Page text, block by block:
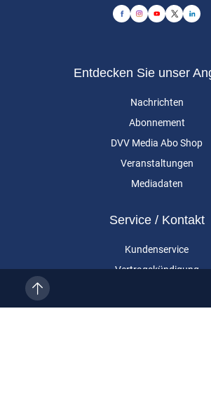
Entdecken Sie unser
Nachrichten
Abonnement
DVV Media Abo Shop
Veranstaltungen
Mediadaten
Service / Kontakt
Kundenservice
Vertragskündigung
Über uns